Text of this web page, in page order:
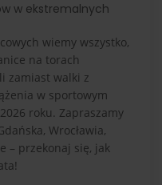
w ekstremalnych
wiemy wszystko,
na torach
zamiast walki z
w sportowym
roku. Zapraszamy
Wrocławia,
– przekonaj się, jak